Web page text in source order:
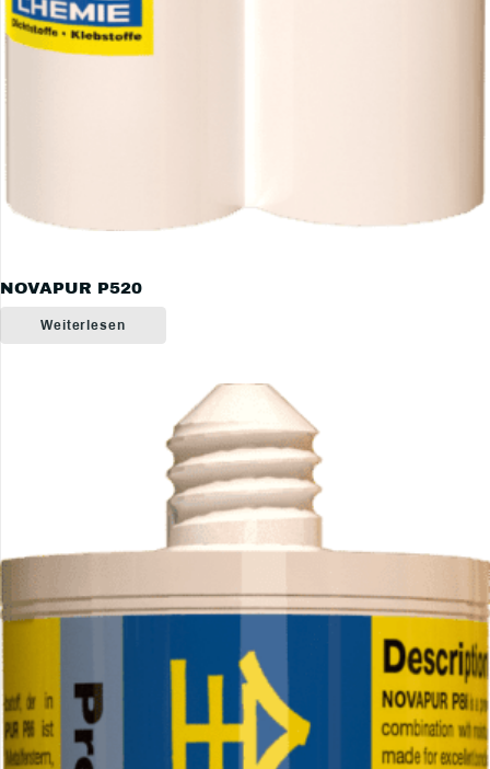
NOVAPUR P520
Weiterlesen